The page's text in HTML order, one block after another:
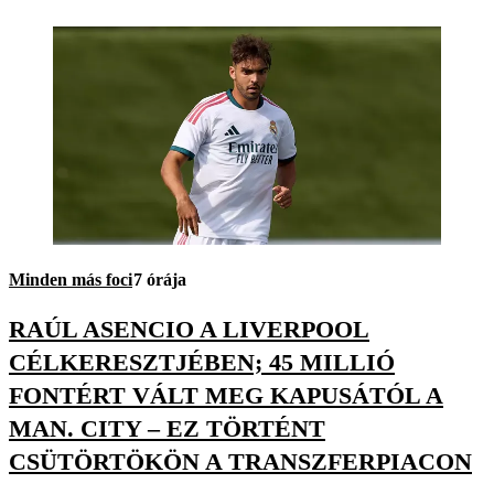
Minden más foci7 órája
RAÚL ASENCIO A LIVERPOOL
CÉLKERESZTJÉBEN; 45 MILLIÓ
FONTÉRT VÁLT MEG KAPUSÁTÓL A
MAN. CITY – EZ TÖRTÉNT
CSÜTÖRTÖKÖN A TRANSZFERPIACON